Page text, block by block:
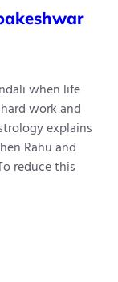
when life
work and
explains
Rahu and
reduce this